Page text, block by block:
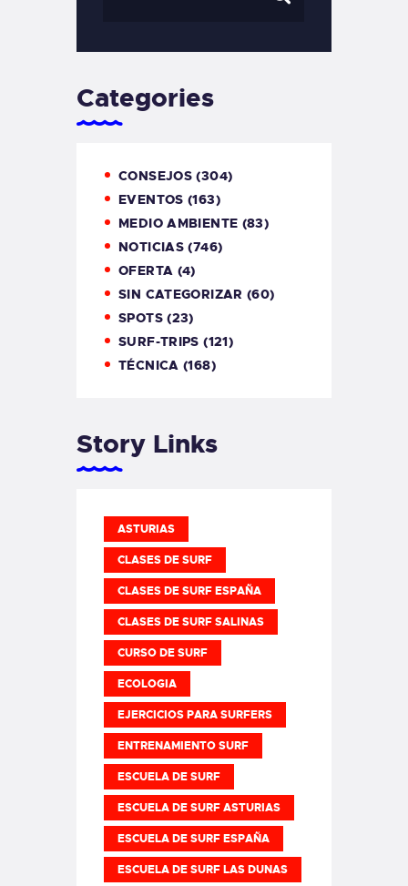
Categories
CONSEJOS (304)
EVENTOS (163)
MEDIO AMBIENTE (83)
NOTICIAS (746)
OFERTA (4)
SIN CATEGORIZAR (60)
SPOTS(23)
SURF-TRIPS (121)
TÉCNICA (168)
Story Links
ASTURIAS
CLASES DE SURF
CLASES DE SURF ESPAÑA
CLASES DE SURF SALINAS
CURSO DE SURF
ECOLOGIA
EJERCICIOS PARA SURFERS
ENTRENAMIENTO SURF
ESCUELA DE SURF
ESCUELA DE SURF ASTURIAS
ESCUELA DE SURF ESPAÑA
ESCUELA DE SURF LAS DUNAS